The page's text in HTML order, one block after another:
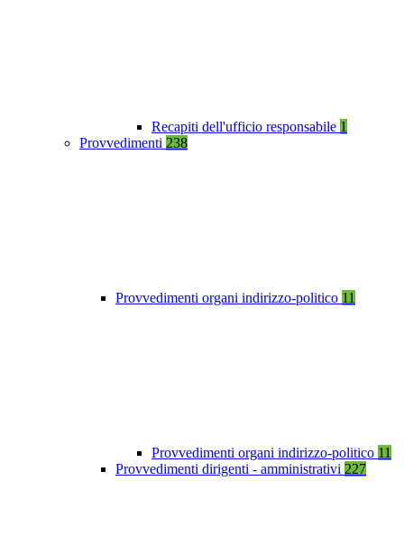
Recapiti dell'ufficio responsabile 1
Provvedimenti 238
Provvedimenti organi indirizzo-politico 11
Provvedimenti organi indirizzo-politico 11
Provvedimenti dirigenti - amministrativi 227